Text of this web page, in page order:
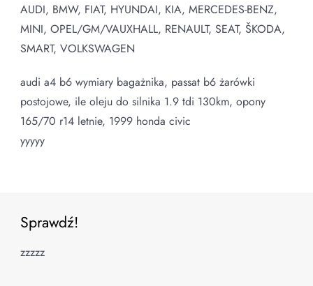
AUDI, BMW, FIAT, HYUNDAI, KIA, MERCEDES-BENZ,
MINI, OPEL/GM/VAUXHALL, RENAULT, SEAT, ŠKODA,
SMART, VOLKSWAGEN
audi a4 b6 wymiary bagażnika, passat b6 żarówki
postojowe, ile oleju do silnika 1.9 tdi 130km, opony
165/70 r14 letnie, 1999 honda civic
yyyyy
Sprawdź!
zzzzz